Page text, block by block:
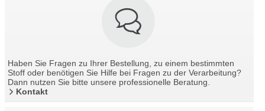
Haben Sie Fragen zu Ihrer Bestellung, zu einem bestimmten
Stoff oder benötigen Sie Hilfe bei Fragen zu der Verarbeitung?
Dann nutzen Sie bitte unsere professionelle Beratung.
Kontakt